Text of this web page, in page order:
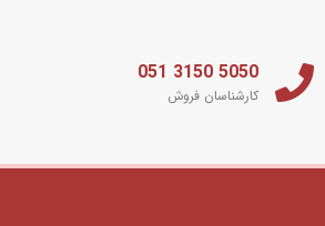
5050 3150 051
کارشناسان فروش